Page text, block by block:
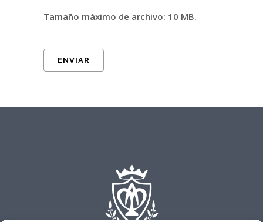
Tamaño máximo de archivo: 10 MB.